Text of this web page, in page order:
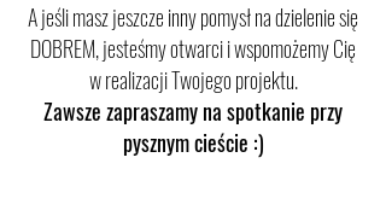
​A jeśli masz jeszcze inny pomysł na dzielenie się
DOBREM, jesteśmy otwarci i wspomożemy Cię
w realizacji Twojego projektu.
Zawsze zapraszamy na spotkanie przy
pysznym cieście :)